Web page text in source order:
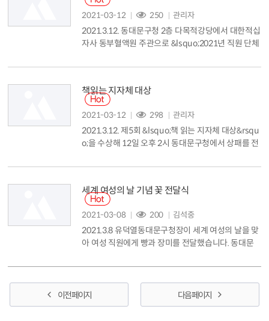
로그램을 수료한 뒤 같은 취업난을 겪는 사람들을 교
육하고 메이커로 양성하기 위해 지난해 1월 협동조합
을 설립했습니다. 디...
2021-03-12 250 관리자
2021.3.12. 동대문구청 2층 다목적강당에서 대한적십
자사 동부혈액원 주관으로 &lsquo;2021년 직원 단체
후 4시까지 진행된 이날 행사에는 ▲구청ㆍ동주민센
으로 참여해 생명나눔을 몸소 실천했습니다....
책읽는 지자체 대상
2021-03-12 298 관리자
2021.3.12. 제5회 &lsquo;책 읽는 지자체 대상&rsqu
o;을 수상해 12일 오후 2시 동대문구청에서 상패를 전
은 (사)국민독서 문화진흥회(회장 김을호) 주관으로
로 책 읽는 대한민국 발전에 도움이 된 지자체에게 수
여하는 상입니다. 그 동안 동대문구는 &lsquo;동네도
서관 1동 1개소 건립&rsquo; 등 민선 7기 공약사항을
적극...
세계 여성의 날 기념 꽃 전달식
2021-03-08 200 김석중
2021.3.8 유덕열동대문구청장이 세계 여성의 날을 맞
아 여성 직원에게 빵과 장미를 전달했습니다. 동대문
념, 여성 직원에게 존중과 감사의 마음을 전하는 동시
에 코로나 19 여파로 어려움을 겪고 있는 화훼농가를
돕기 위해 이번 행사를 마련했습니다. 유덕열 동대문
구청장은 8일 오전 11 시 30 분 구청 지하1층 구내식
이전 페이지 다음 페이지